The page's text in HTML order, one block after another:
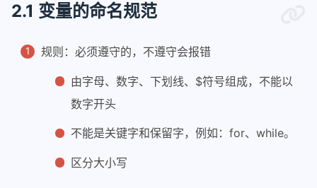
2.1 变量的命名规范
规则：必须遵守的，不遵守会报错
由字母、数字、下划线、$符号组成，不能以
数字开头
不能是关键字和保留字，例如：for、while。
区分大小写